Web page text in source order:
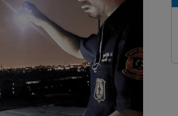
International School
107
リーダーを目指せるような
ふれる人間を育てていきたい